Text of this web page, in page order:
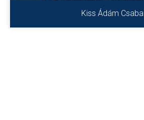
Kiss Ádám Csaba